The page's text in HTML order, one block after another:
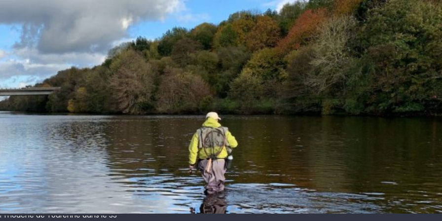
!
mouche de Tourenne dans le 33